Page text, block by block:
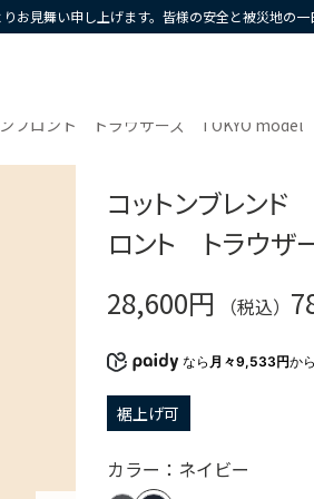
見舞い申し上げます。皆様の安全と被災地の一
フロント トラウザーズ TOKYO model
コットンブレン
ロント トラウ
28,600円
（税込）
なら 月々9,533円か
裾上げ可
カラー：ネイビー